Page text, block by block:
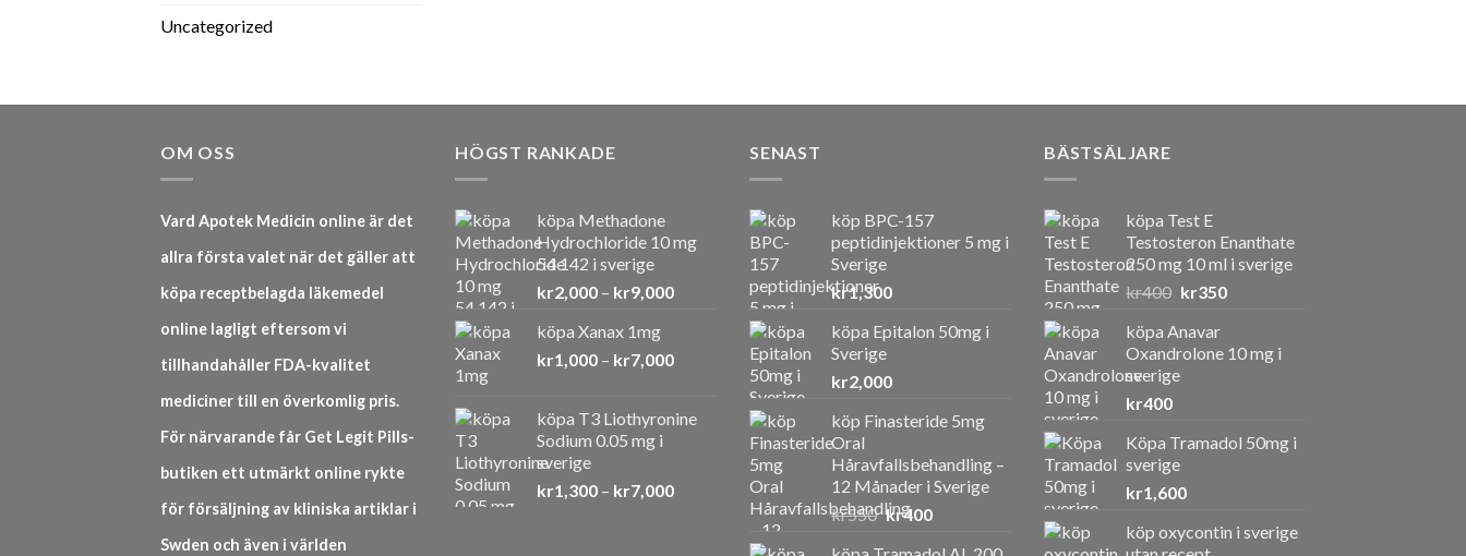
Uncategorized
OM OSS
Vard Apotek Medicin online är det
allra första valet när det gäller att
köpa receptbelagda läkemedel
online lagligt eftersom vi
tillhandahåller FDA-kvalitet
mediciner till en överkomlig pris.
För närvarande får Get Legit Pills-
butiken ett utmärkt online rykte
för försäljning av kliniska artiklar i
Swden och även i världen
HÖGST RANKADE
köpa Methadone
Hydrochloride 10 mg
54 142 i sverige
kr2,000 – kr9,000Prisintervall:
kr9,000
köpa Xanax 1mg
kr1,000 – kr7,000Prisintervall:
kr7,000
köpa T3 Liothyronine
Sodium 0.05 mg i
sverige
kr1,300 – kr7,000Prisintervall:
SENAST
köp BPC-157
peptidinjektioner 5 mg i
Sverige
kr1,300
köpa Epitalon 50mg i
Sverige
kr2,000
köp Finasteride 5mg
Oral
Håravfallsbehandling –
12 Månader i Sverige
kr550 Det
kr400Det
BÄSTSÄLJARE
köpa Test E
Testosteron Enanthate
250 mg 10 ml i sverige
kr400 Det
priset
var:
kr400.
kr350Det
är:
köpa Anavar
Oxandrolone 10 mg i
sverige
kr400
Köpa Tramadol 50mg i
sverige
kr1,600
köp oxycontin i sverige